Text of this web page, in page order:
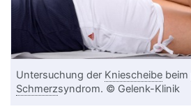
Untersuchung der Kniescheibe beim
Schmerzsyndrom. © Gelenk-Klinik